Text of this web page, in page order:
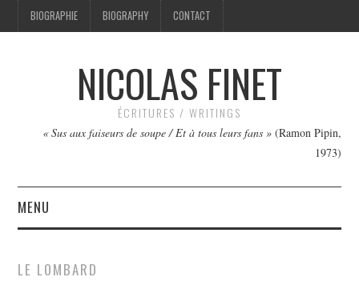
BIOGRAPHIE BIOGRAPHY CONTACT
NICOLAS FINET
ÉCRITURES / WRITINGS
« Sus aux faiseurs de soupe / Et à tous leurs fans »(Ramon Pipin,
1973)
MENU
LE LOMBARD